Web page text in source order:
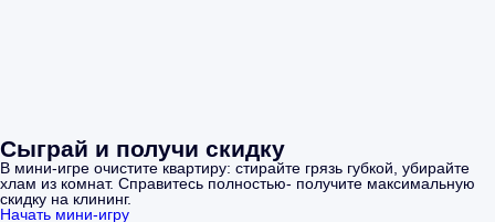
Сыграй и получи скидку
В мини-игре очистите квартиру: стирайте грязь губкой, убирайте
хлам из комнат. Справитесь полностью- получите максимальную
скидку на клининг.
Начать мини-игру